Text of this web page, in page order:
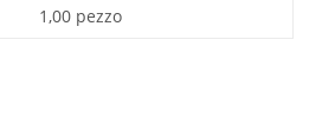
1,00 pezzo